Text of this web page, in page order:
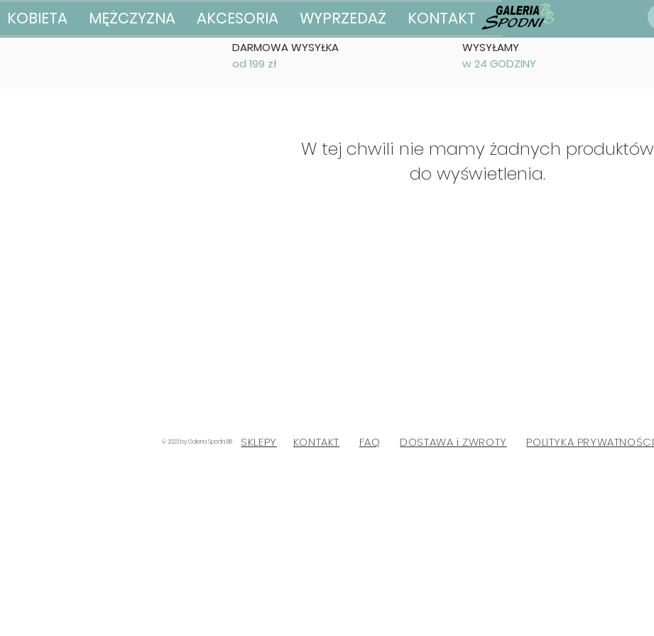
KOBIETA MĘŻCZYZNA AKCESORIA WYPRZEDAŻ KONTAKT
DARMOWA WYSYŁKA
od 199 zł
WYSYŁAMY
w 24 GODZINY
W tej chwili nie mamy żadnych produktów
do wyświetlenia.
SKLEPY KONTAKT FAQ DOSTAWA i ZWROTY POLITYKA PRYWATNOŚCI
© 2023 by Galeria Spodni BB